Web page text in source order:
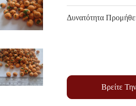
Δυνατότητα
Βρείτε